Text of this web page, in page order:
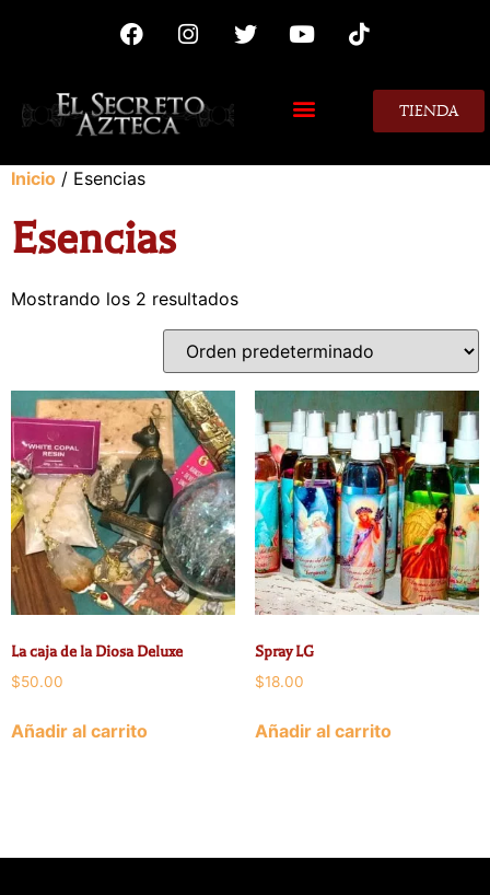
TIENDA
Inicio / Esencias
Esencias
Mostrando los 2 resultados
La caja de la Diosa Deluxe
$50.00
Añadir al carrito
Spray LG
$18.00
Añadir al carrito